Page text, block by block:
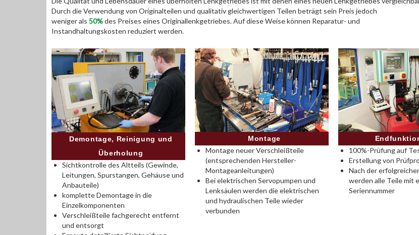
Durch die Verwendung von Originalteilen und qualitativ gleichwertigen Teilen beträgt sein Preis jedoch
weniger als 50%des Preises eines Originallenkgetriebes. Auf diese Weise können Reparatur- und
Instandhaltungskosten reduziert werden.
Demontage, Reinigung und
Überholung
Sichtkontrolle des Altteils (Gewinde,
Leitungen, Spurstangen, Gehäuse und
Anbauteile)
komplette Demontage in die
Einzelkomponenten
Verschleißteile fachgerecht entfernt
und entsorgt
Montage
Montage neuer Verschleißteile
(entsprechenden Hersteller-
Montageanleitungen)
Bei elektrischen Servopumpen und
Lenksäulen werden die elektrischen
und hydraulischen Teile wieder
verbunden
100%-Prüfung auf
Erstellung von
Nach der
werden alle Teile mit
Seriennummer